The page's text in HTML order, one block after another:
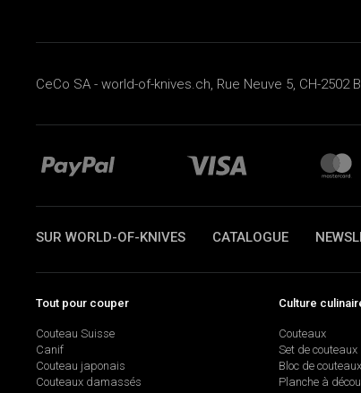
CeCo SA - world-of-knives.ch, Rue Neuve 5, CH-2502
SUR WORLD-OF-KNIVES CATALOGUE
Tout pour couper
Couteau Suisse
Canif
Couteau japonais
Couteaux damassés
Culture
Couteaux
Set de couteaux
Bloc de couteaux
Planche à